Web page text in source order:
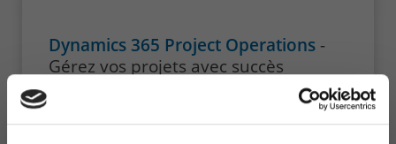
Dynamics 365 Project Operations -
Gérez vos projets avec succès
Le module Dynamics 365 Project Operations
vous permet de gérer efficacement vos